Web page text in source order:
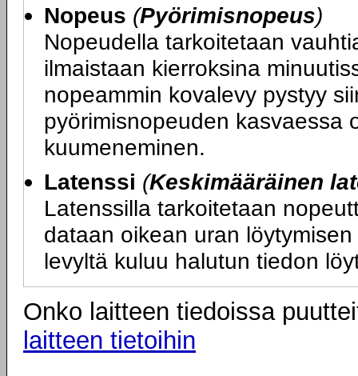
Nopeus (Pyörimisnopeus)
Nopeudella tarkoitetaan
ilmaistaan kierroksina
nopeammin kovalevy pystyy
pyörimisnopeuden kasvaessa
kuumeneminen.
Latenssi (Keskimääräinen
Latenssilla tarkoitetaan
dataan oikean uran
levyltä kuluu halutun tiedon
Onko laitteen tiedoissa
laitteen tietoihin